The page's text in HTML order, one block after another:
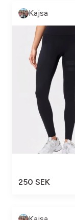
Kajsa
250 SEK